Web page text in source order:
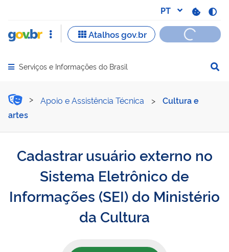
Abrir menu principal de navegação
Serviços e Informações do Brasil
Cadastrar usuário
Apoio e Assistência Técnica >
Cultura e
artes
Cadastrar usuário externo no
Sistema Eletrônico de
Informações (SEI) do Ministério
da Cultura